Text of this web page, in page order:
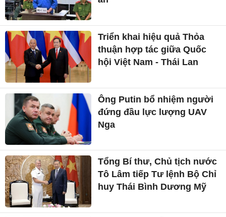
Triển khai hiệu quả Thỏa
thuận hợp tác giữa Quốc
hội Việt Nam - Thái Lan
Ông Putin bổ nhiệm người
đứng đầu lực lượng UAV
Nga
Tổng Bí thư, Chủ tịch nước
Tô Lâm tiếp Tư lệnh Bộ Chỉ
huy Thái Bình Dương Mỹ